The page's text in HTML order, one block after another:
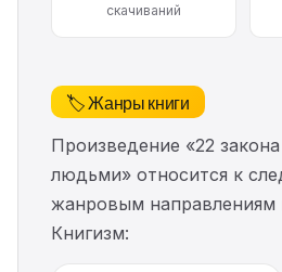
скачиваний
🏷️ Жанры книги
Произведение «22
людьми» относится к
жанровым направлениям
Книгизм: